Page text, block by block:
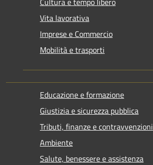
Vita lavorativa
Imprese e Commercio
Mobilità e trasporti
Educazione e formazione
Giustizia e sicurezza pubblica
Tributi, finanze e contravvenzioni
Ambiente
Salute, benessere e assistenza